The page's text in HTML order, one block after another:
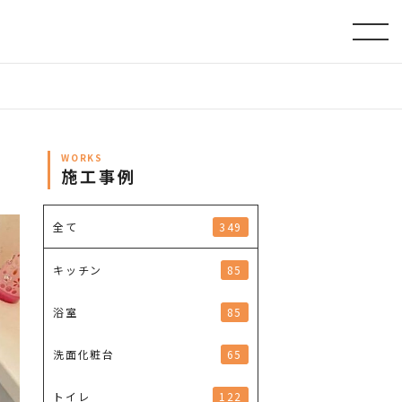
WORKS
施工事例
全て 349
キッチン 85
浴室 85
洗面化粧台 65
トイレ 122